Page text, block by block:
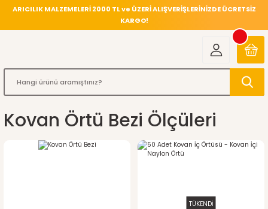
ARICILIK MALZEMELERİ 2000 TL ve ÜZERİ ALIŞVERİŞLERİNİZDE ÜCRETSİZ
KARGO!
Kovan Örtü Bezi Ölçüleri
TÜKENDİ